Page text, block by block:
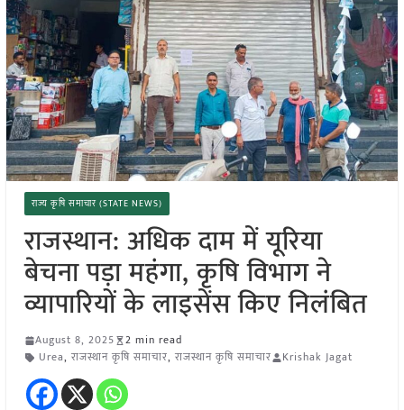
राज्य कृषि समाचार (STATE NEWS)
राजस्थान: अधिक दाम में यूरिया
बेचना पड़ा महंगा, कृषि विभाग ने
व्यापारियों के लाइसेंस किए निलंबित
August 8, 2025
2 min read
Urea, राजस्थान कृषि समाचार, राजस्थान कृषि समाचार Krishak Jagat